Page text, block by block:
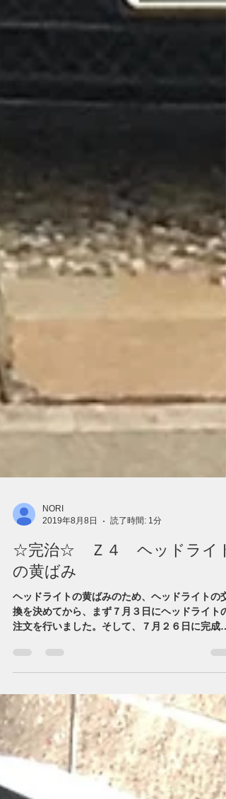
NORI
2019年8月8日
☆完治☆ Ｚ４ ヘッドライト
の黄ばみ
ヘッドライトの黄ばみのため、ヘッドライトの交
その間フォグライトの購入、ＬＥＤ球の購入等部
品の調達等を行いながら作業を進めてきました。
中でも、私が２月頃に胆石で救急治療を受けてか
ら、胆嚢摘...